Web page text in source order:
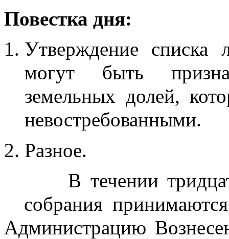
Повестка дня:
Утверждение списка
могут быть
земельных долей,
невостребованными.
Разное.
собрания
Администрацию